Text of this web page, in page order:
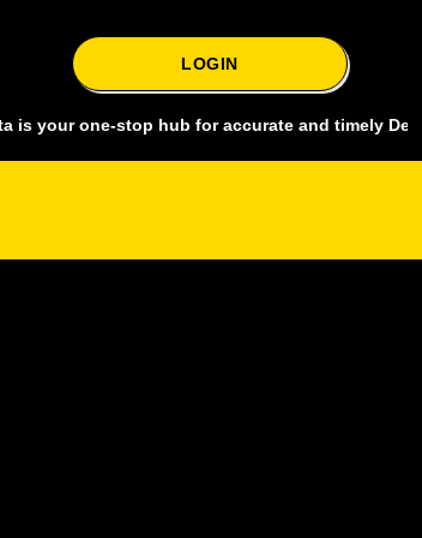
LOGIN
one-stop hub for accurate and timely Delhi